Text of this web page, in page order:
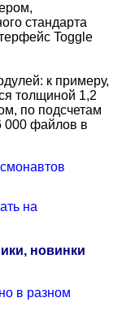
стандарта
Toggle
к примеру,
толщиной 1,2
по подсчетам
000 файлов в
на
новинки
в разном